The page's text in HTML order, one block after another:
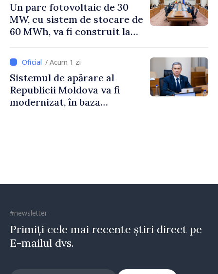
Un parc fotovoltaic de 30
MW, cu sistem de stocare de
60 MWh, va fi construit la
/ Acum 1 zi
Sistemul de apărare al
Republicii Moldova va fi
modernizat, în baza
#newsletter
Primiți cele mai recente știri direct pe
E-mailul dvs.